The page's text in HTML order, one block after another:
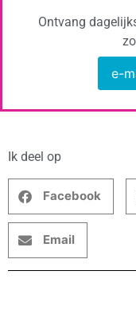
Ontvang
e-
Ik deel op
Facebook
Email